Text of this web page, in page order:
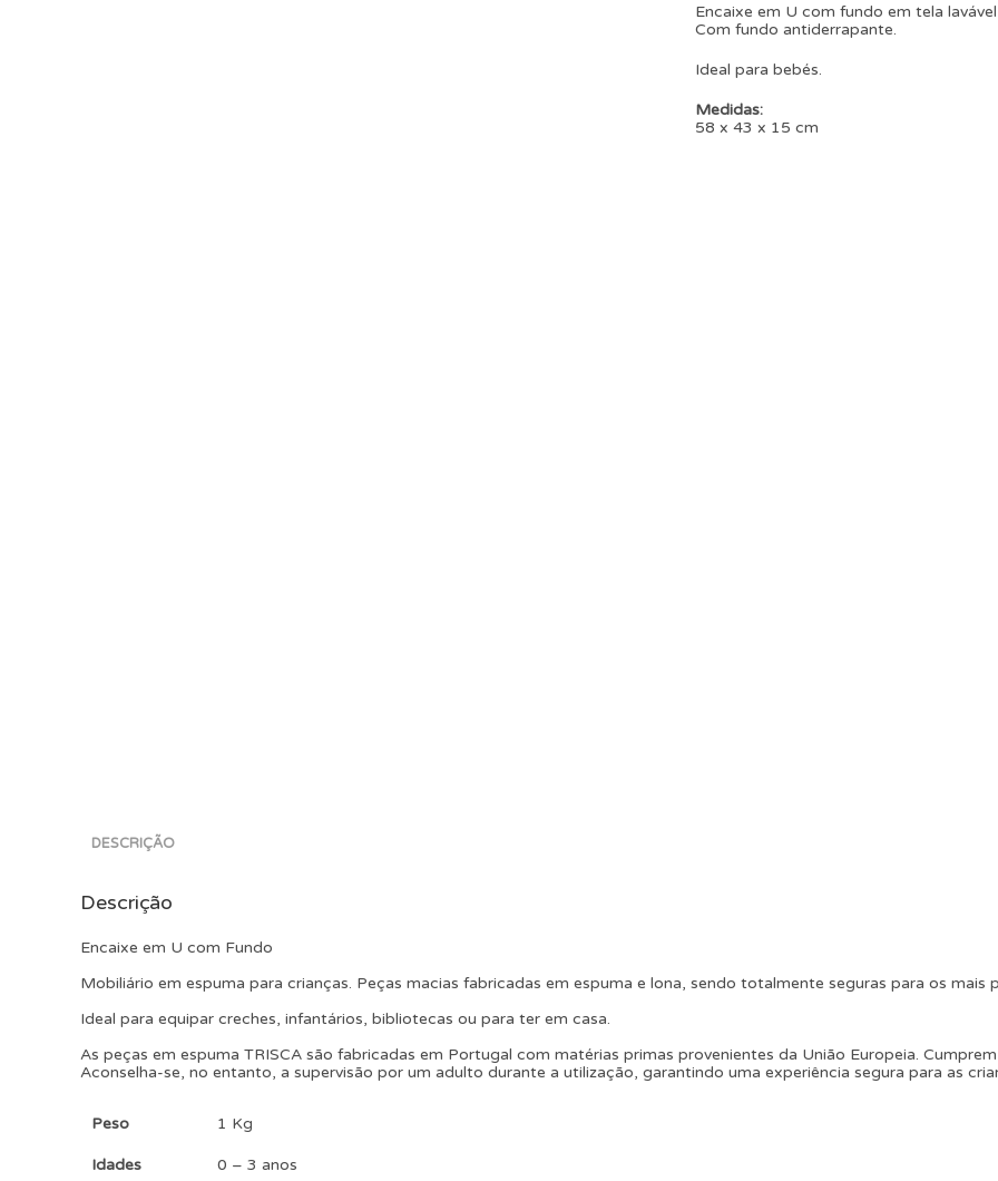
Encaixe em U com fundo em tela
Com fundo antiderrapante.
Ideal para bebés.
Medidas:
58 x 43 x 15 cm
DESCRIÇÃO
Descrição
Encaixe em U com Fundo
Mobiliário em espuma para crianças. Peças macias fabricadas em espuma e lona, sendo totalmente seguras para os mais
Ideal para equipar creches, infantários, bibliotecas ou para ter em casa.
As peças em espuma TRISCA são fabricadas em Portugal com matérias primas provenientes da União Europeia.
Aconselha-se, no entanto, a supervisão por um adulto durante a utilização, garantindo uma experiência segura para as
Peso 1 Kg
Idades 0 – 3 anos